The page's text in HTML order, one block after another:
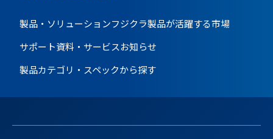
製品・ソリューションフジクラ製品が活躍する市場
サポート資料・サービスお知らせ
製品カテゴリ・スペックから探す